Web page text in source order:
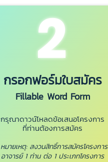
2
กรอกฟอร์มใบสมัคร
Fillable Word Form
กรุณาดาวน์โหลดข้อเสนอโครงการ
ที่ท่านต้องการสมัคร
หมายเหตุ: สงวนสิทธิ์การสมัครโครงการ
อาจารย์ 1 ท่าน ต่อ 1 ประเภทโครงการ